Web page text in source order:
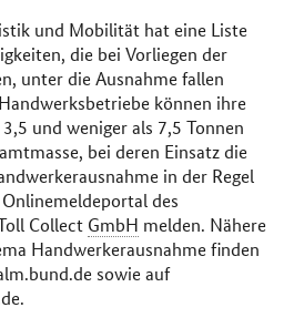
und Mobilität hat eine Liste
die bei Vorliegen der
unter die Ausnahme fallen
können ihre
und weniger als 7,5 Tonnen
bei deren Einsatz die
in der Regel
des
Collect GmbH melden. Nähere
Handwerkerausnahme finden
sowie auf